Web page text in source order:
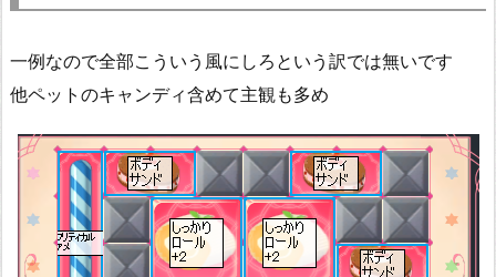
一例なので全部こういう風にしろという訳では無いです
他ペットのキャンディ含めて主観も多め